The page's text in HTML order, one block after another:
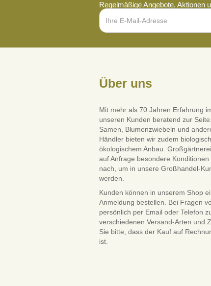
Regelmäßige Angebote, Aktionen
Über uns
Mit mehr als 70 Jahren Erfahrung
unseren Kunden beratend zur
Samen, Blumenzwiebeln und
Händler bieten wir zudem
ökologischem Anbau.
auf Anfrage besondere
nach, um in unsere Großhandel-
werden.
Kunden können in unserem Shop
Anmeldung bestellen. Bei Fragen
persönlich per Email oder Telefon
verschiedenen Versand-Arten und
Sie bitte, dass der Kauf auf
ist.